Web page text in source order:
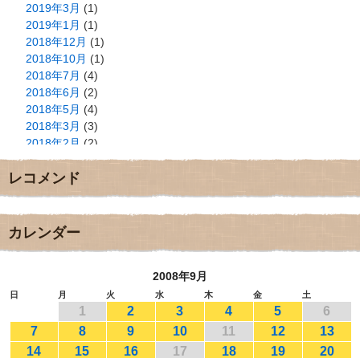
2019年3月 (1)
2019年1月 (1)
2018年12月 (1)
2018年10月 (1)
2018年7月 (4)
2018年6月 (2)
2018年5月 (4)
2018年3月 (3)
2018年2月 (2)
2018年1月(2)
2017年12月
2017年11月(3)
2017年9月
2017年8月
2017年5月
2017年4月(2)
2017年3月(1)
2017年2月(1)
レコメンド
カレンダー
2008年9月
日 月 火 水 木 金 土
1 2 3 4 5
6
7
8 9 10 11 12
13
14
15 16 17 18 19 20